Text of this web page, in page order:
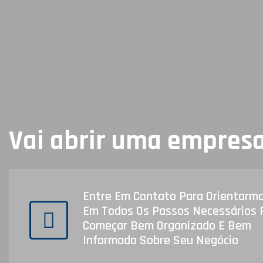
Vai abrir uma
Entre Em Contato Para
Em Todos Os Passos Necessários
Começar Bem Organizado E Bem
Informado Sobre Seu Negócio